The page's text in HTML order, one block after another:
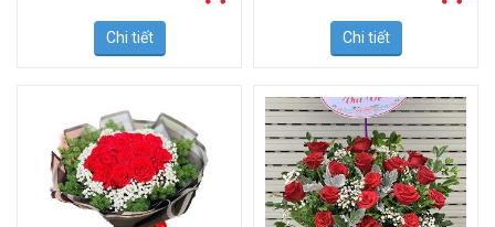
Chi tiết Chi tiết